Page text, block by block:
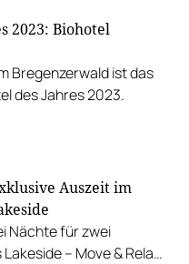
verschaffen".
2023: Biohotel
Bregenzerwald ist das
des Jahres 2023.
Auszeit im
Nächte für zwei
– Move & Relax